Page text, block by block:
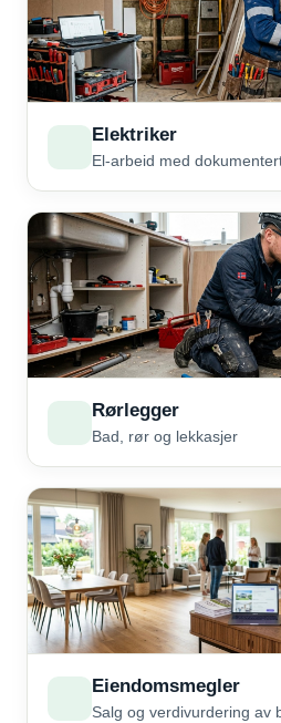
Elektriker
El-arbeid med
Rørlegger
Bad, rør og lekkasjer
Eiendomsmegler
Salg og verdivurdering av